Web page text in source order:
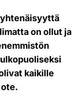
on ollut ja
kaikille